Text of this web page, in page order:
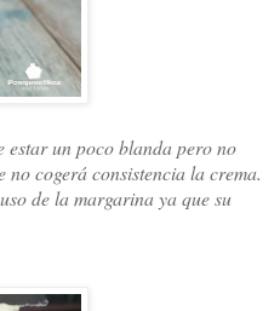
estar un poco blanda pero no
no cogerá consistencia la crema.
de la margarina ya que su